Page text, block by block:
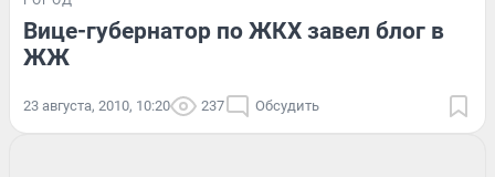
Вице-губернатор по ЖКХ завел блог в
ЖЖ
23 августа, 2010, 10:20 237 Обсудить